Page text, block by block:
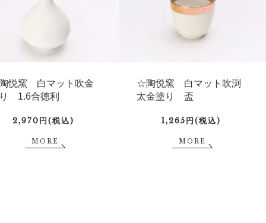
悦窯 白マット吹金
1.6合徳利
2,970円(税込)
MORE
☆陶悦窯 白マット吹渕
太金塗り 盃
1,265円(税込)
MORE